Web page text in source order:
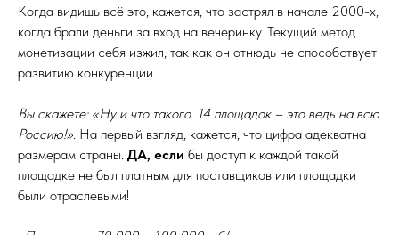
Когда видишь всё это, кажется, что застрял в начале 2000-х,
когда брали деньги за вход на вечеринку. Текущий метод
монетизации себя изжил, так как он отнюдь не способствует
развитию конкуренции.
Вы скажете: «Ну и что такого. 14 площадок – это ведь на всю
Россию!». На первый взгляд, кажется, что цифра адекватна
размерам страны. ДА, если бы доступ к каждой такой
площадке не был платным для поставщиков или площадки
были отраслевыми!